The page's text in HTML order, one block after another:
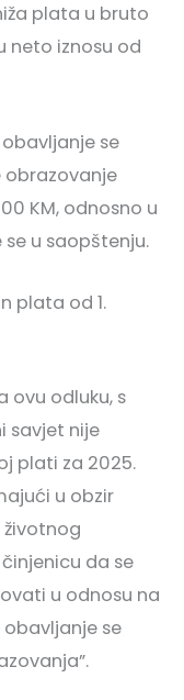
plata u bruto
neto iznosu od
se
obrazovanje
KM, odnosno u
se u saopštenju.
plata od 1.
ovu odluku, s
savjet nije
plati za 2025.
u obzir
da se
u odnosu na
se